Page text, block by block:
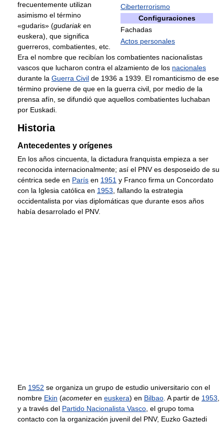
Ciberterrorismo
Configuraciones
Fachadas
Actos personales
frecuentemente utilizan
asimismo el término
«gudaris» (gudariaken
euskera), que significa
guerreros, combatientes, etc.
Era el nombre que recibían los combatientes nacionalistas
vascos que lucharon contra el alzamiento de los nacionales
durante la Guerra Civil de 1936 a 1939. El romanticismo de ese
término proviene de que en la guerra civil, por medio de la
prensa afín, se difundió que aquellos combatientes luchaban
por Euskadi.
Historia
Antecedentes y orígenes
En los años cincuenta, la dictadura franquista empieza a ser
reconocida internacionalmente; así el PNV es desposeido de su
céntrica sede en París en 1951 y Franco firma un Concordato
con la Iglesia católica en 1953, fallando la estrategia
occidentalista por vias diplomáticas que durante esos años
había desarrolado el PNV.
En 1952 se organiza un grupo de estudio universitario con el
nombre Ekin (acometer en euskera) en Bilbao. A partir de 1953,
y a través del Partido Nacionalista Vasco, el grupo toma
contacto con la organización juvenil del PNV, Euzko Gaztedi